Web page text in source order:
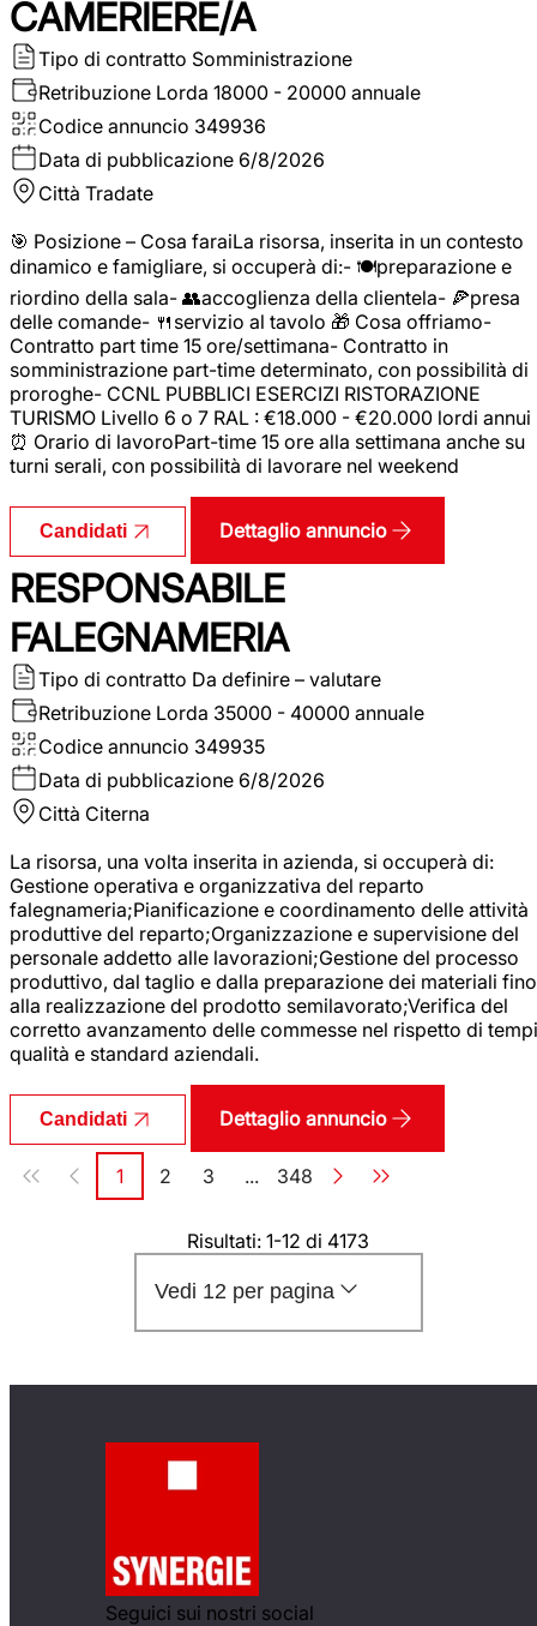
CAMERIERE/A
Tipo di contratto Somministrazione
Retribuzione Lorda 18000 - 20000 annuale
Codice annuncio 349936
Data di pubblicazione 6/8/2026
Città Tradate
🎯 Posizione – Cosa faraiLa risorsa, inserita in un contesto
dinamico e famigliare, si occuperà di:- 🍽️preparazione e
riordino della sala- 👥accoglienza della clientela- 🍕presa
delle comande- 🍴servizio al tavolo 🎁 Cosa offriamo-
Contratto part time 15 ore/settimana- Contratto in
somministrazione part-time determinato, con possibilità di
proroghe- CCNL PUBBLICI ESERCIZI RISTORAZIONE
TURISMO Livello 6 o 7 RAL : €18.000 - €20.000 lordi annui
⏰ Orario di lavoroPart-time 15 ore alla settimana anche su
turni serali, con possibilità di lavorare nel weekend
Candidati Dettaglio annuncio
RESPONSABILE
FALEGNAMERIA
Tipo di contratto Da definire – valutare
Retribuzione Lorda 35000 - 40000 annuale
Codice annuncio 349935
Data di pubblicazione 6/8/2026
Città Citerna
La risorsa, una volta inserita in azienda, si occuperà di:
Gestione operativa e organizzativa del reparto
falegnameria;Pianificazione e coordinamento delle attività
produttive del reparto;Organizzazione e supervisione del
personale addetto alle lavorazioni;Gestione del processo
produttivo, dal taglio e dalla preparazione dei materiali fino
alla realizzazione del prodotto semilavorato;Verifica del
corretto avanzamento delle commesse nel rispetto di
qualità e standard aziendali.
Candidati Dettaglio annuncio
Paginazione
Pagina
1 Pagina
2 Pagina
3 ... Pagina
348
Risultati: 1-12 di 4173
Vedi 12 per pagina
Seguici sui nostri social